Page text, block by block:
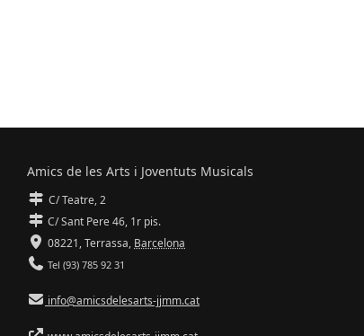
Amics de les Arts i Joventuts Musicals
C/ Teatre, 2
C/ Sant Pere 46, 1r pis.
08221,Terrassa, Barcelona
Tel (93) 785 92 31
info@amicsdelesarts-jjmm.cat